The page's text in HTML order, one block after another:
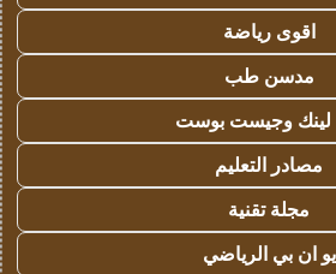
اقوى رياضة
مدسن طب
لينك وجيست بوست
مصادر التعليم
مجلة تقنية
يو ان بي الرياضي